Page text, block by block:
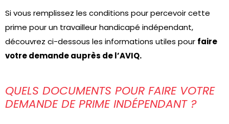
Si vous remplissez les conditions pour percevoir cette
prime pour un travailleur handicapé indépendant,
découvrez ci-dessous les informations utiles pour faire
votre demande auprès de l’AVIQ.
QUELS DOCUMENTS POUR FAIRE VOTRE
DEMANDE DE PRIME INDÉPENDANT ?